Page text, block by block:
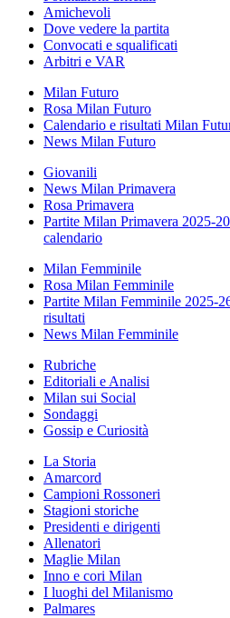
Amichevoli
Dove vedere la partita
Convocati e squalificati
Arbitri e VAR
Milan Futuro
Rosa Milan Futuro
Calendario e risultati Milan
News Milan Futuro
Giovanili
News Milan Primavera
Rosa Primavera
Partite Milan Primavera 2025-
calendario
Milan Femminile
Rosa Milan Femminile
Partite Milan Femminile 2025-
risultati
News Milan Femminile
Rubriche
Editoriali e Analisi
Milan sui Social
Sondaggi
Gossip e Curiosità
La Storia
Amarcord
Campioni Rossoneri
Stagioni storiche
Presidenti e dirigenti
Allenatori
Maglie Milan
Inno e cori Milan
I luoghi del Milanismo
Palmares